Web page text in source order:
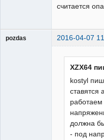
считается
pozdas 2016-04-07
XZX64
kostyl
ставятся
работаем
должна
- под